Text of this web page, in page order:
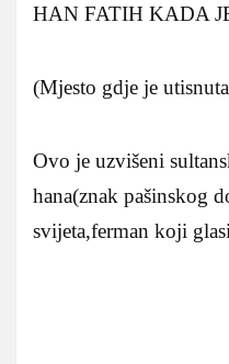
HAN FATIH KADA
(Mjesto gdje je
Ovo je uzvišeni
hana(znak pašinskog
svijeta,ferman koji